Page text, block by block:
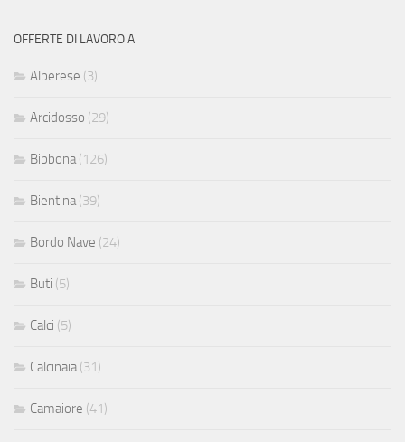
OFFERTE DI LAVORO A
Alberese (3)
Arcidosso (29)
Bibbona (126)
Bientina (39)
Bordo Nave (24)
Buti (5)
Calci (5)
Calcinaia (31)
Camaiore (41)